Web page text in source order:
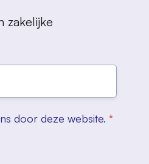
zakelijke
door deze website. *